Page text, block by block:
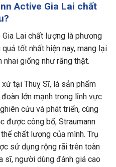
Active Gia Lai chất
Lai chất lượng là phương
tốt nhất hiện nay, mang lại
nhai giống như răng thật.
tại Thuỵ Sĩ, là sản phẩm
lớn mạnh trong lĩnh vực
cứu và phát triển, cùng
được công bố, Straumann
chất lượng của mình. Trụ
sử dụng rộng rãi trên toàn
sĩ, người dùng đánh giá cao